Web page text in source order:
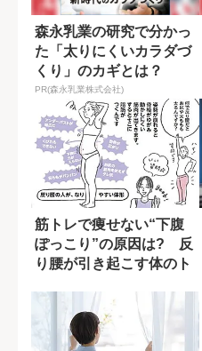
森永乳業の研究で分かっ
た「太りにくいカラダづ
くり」のカギとは？
PR(森永乳業株式会社)
筋トレで痩せない“下腹
ぽっこり”の原因は? 反
り腰が引き起こす体のト